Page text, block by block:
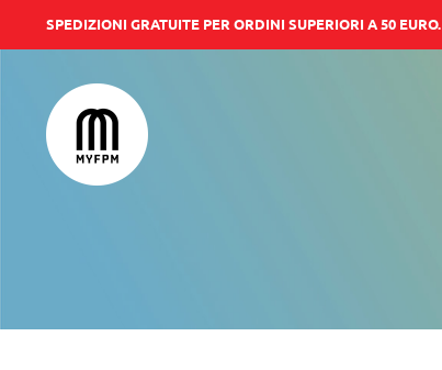
al
contenuto
SPEDIZIONI GRATUITE PER ORDINI SUPERIORI A 50 EURO.